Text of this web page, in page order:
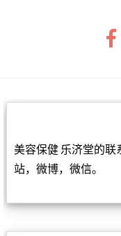
美容保健 乐济堂的
站，微博，微信。